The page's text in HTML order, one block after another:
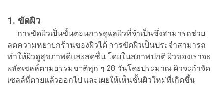
1. ขัดผิว
การขัดผิวเป็นขั้นตอนการดูแลผิวที่จำเป็นซึ่งสามารถช่วย
ลดความหยาบกร้านของผิวได้ การขัดผิวเป็นประจำสามารถ
ทำให้ผิวดูสุขภาพดีและสดชื่น โดยในสภาพปกติ ผิวของเราจะ
ผลัดเซลล์ตามธรรมชาติทุก ๆ 28 วันโดยประมาณ ผิวจะกำจัด
เซลล์ที่ตายแล้วออกไป และเผยให้เห็นชั้นผิวใหม่ที่เกิดขึ้น